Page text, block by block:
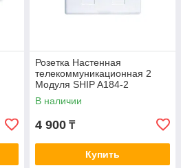
Розетка Настенная
телекоммуникационная 2
Модуля SHIP A184-2
В наличии
4 900 ₸
Купить